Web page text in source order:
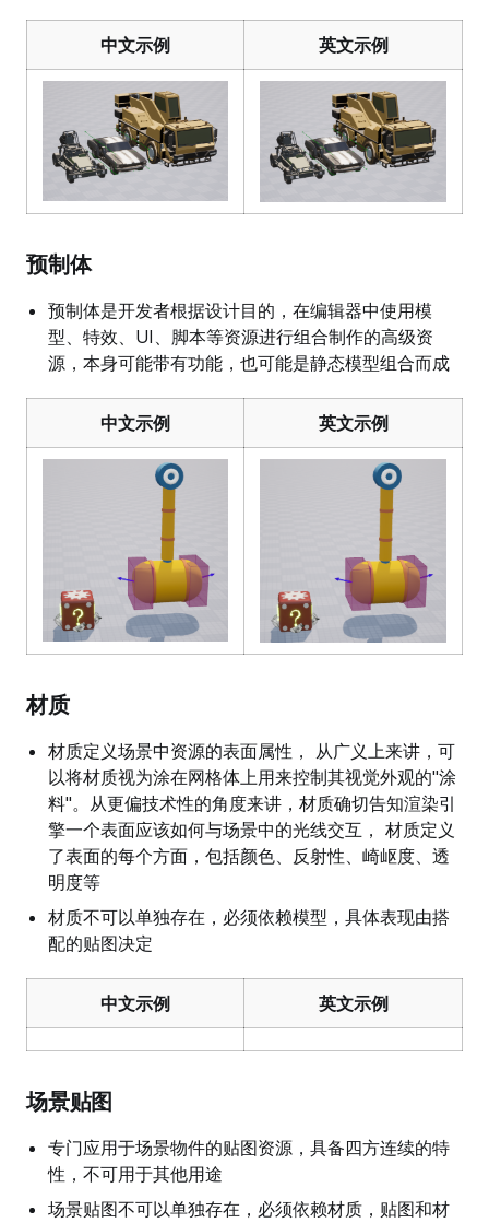
中文示例 英文示例
预制体
预制体是开发者根据设计目的，在编辑器中使用模
型、特效、UI、脚本等资源进行组合制作的高级资
源，本身可能带有功能，也可能是静态模型组合而成
中文示例 英文示例
材质
材质定义场景中资源的表面属性， 从广义上来讲，可
以将材质视为涂在网格体上用来控制其视觉外观的"涂
料"。从更偏技术性的角度来讲，材质确切告知渲染引
擎一个表面应该如何与场景中的光线交互， 材质定义
了表面的每个方面，包括颜色、反射性、崎岖度、透
明度等
材质不可以单独存在，必须依赖模型，具体表现由搭
配的贴图决定
中文示例 英文示例
场景贴图
专门应用于场景物件的贴图资源，具备四方连续的特
性，不可用于其他用途
场景贴图不可以单独存在，必须依赖材质，贴图和材